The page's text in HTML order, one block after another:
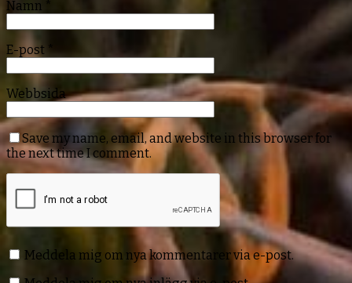
Namn *
E-post *
Webbsida
Save my name, email, and website in this browser for
the next time I comment.
Meddela mig om nya kommentarer via e-post.